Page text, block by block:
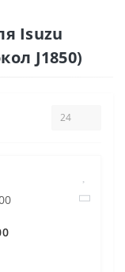
Isuzu
J1850)